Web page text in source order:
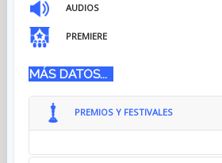
AUDIOS
PREMIERE
MÁS DATOS...
PREMIOS Y FESTIVALES